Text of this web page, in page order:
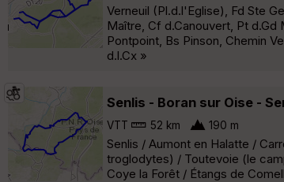
Verneuil (Pl.d.l'Eglise), Fd Ste
Maître, Cf d.Canouvert, Pt
Pontpoint, Bs Pinson, Chemin
d.l.Cx »
Senlis - Boran sur Oise -
VTT 52 km 190 m
Senlis / Aumont en Halatte /
troglodytes) / Toutevoie (le
Coye la Forêt / Étangs de